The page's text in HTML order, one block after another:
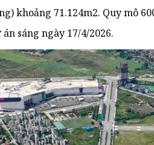
khoảng 71.124m2. Quy mô
sáng ngày 17/4/2026.